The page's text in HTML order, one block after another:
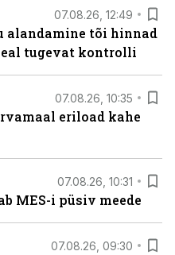
07.08.26, 12:49
alandamine tõi hinnad
tugevat kontrolli
07.08.26, 10:35
eriload kahe
07.08.26, 10:31
MES-i püsiv meede
07.08.26, 09:30